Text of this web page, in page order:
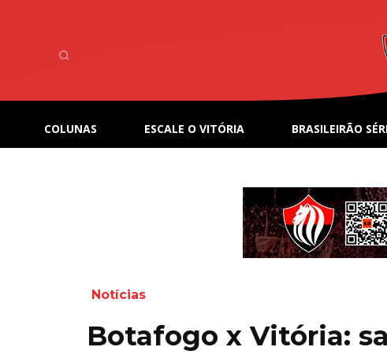
COLUNAS ESCALE O VITÓRIA BRASILEIRÃO
Notícias
Botafogo x Vitória: